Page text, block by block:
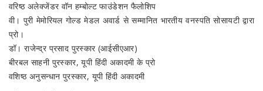
वरिष्ठ अलेक्जेंडर वॉन हम्बोल्ट फाउंडेशन फैलोशिप
वी। पुरी मेमोरियल गोल्ड मेडल अवार्ड से सम्मानित भारतीय वनस्पति सोसायटी द्वारा
प्रो।
डॉ। राजेन्द्र प्रसाद पुरस्कार (आईसीएआर)
बीरबल साहनी पुरस्कार, यूपी हिंदी अकादमी के प्रो
वशिष्ठ अनुसन्धान पुरस्कार, यूपी हिंदी अकादमी